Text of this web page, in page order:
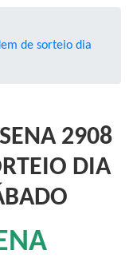
de sorteio dia
2908
DIA